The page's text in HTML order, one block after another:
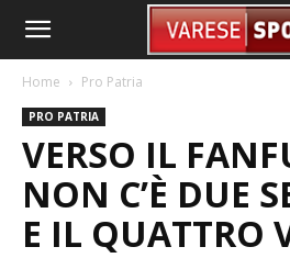
Home Pro Patria
PRO PATRIA
VERSO IL
NON C’È DUE
E IL QUATTRO